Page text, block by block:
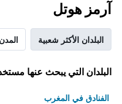
آرمز هوتل
البلدان الأكثر شعبية
البلدان التي يبحث عنها
الفنادق في المغرب